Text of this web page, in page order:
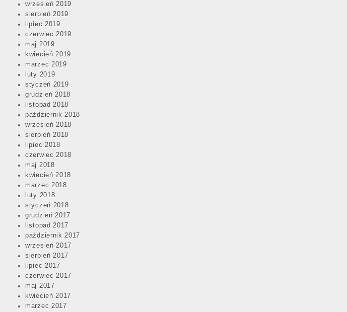
wrzesień 2019
sierpień 2019
lipiec 2019
czerwiec 2019
maj 2019
kwiecień 2019
marzec 2019
luty 2019
styczeń 2019
grudzień 2018
listopad 2018
październik 2018
wrzesień 2018
sierpień 2018
lipiec 2018
czerwiec 2018
maj 2018
kwiecień 2018
marzec 2018
luty 2018
styczeń 2018
grudzień 2017
listopad 2017
październik 2017
wrzesień 2017
sierpień 2017
lipiec 2017
czerwiec 2017
maj 2017
kwiecień 2017
marzec 2017